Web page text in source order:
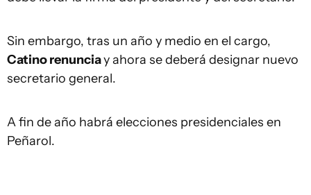
Sin embargo, tras un año y medio en el cargo,
Catino renunciay ahora se deberá designar nuevo
secretario general.
A fin de año habrá elecciones presidenciales en
Peñarol.